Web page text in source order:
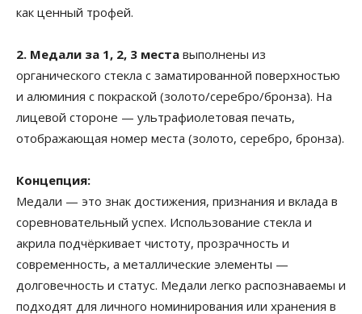
как ценный трофей.
2. Медали за 1, 2, 3 места выполнены из
органического стекла с заматированной поверхностью
и алюминия с покраской (золото/серебро/бронза). На
лицевой стороне — ультрафиолетовая печать,
отображающая номер места (золото, серебро, бронза).
Концепция:
Медали — это знак достижения, признания и вклада в
соревновательный успех. Использование стекла и
акрила подчёркивает чистоту, прозрачность и
современность, а металлические элементы —
долговечность и статус. Медали легко распознаваемы и
подходят для личного номинирования или хранения в